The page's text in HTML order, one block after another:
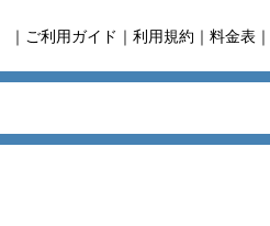
｜ ご利用ガイド ｜ 利用規約 ｜ 料金表 ｜